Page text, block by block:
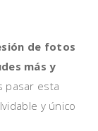
de fotos
más y
pasar esta
y único